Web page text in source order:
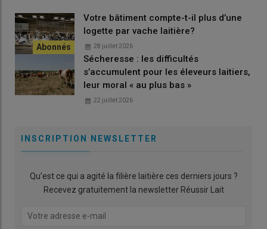
Votre bâtiment compte-t-il plus d’une
logette par vache laitière?
28 juillet 2026
Sécheresse : les difficultés
s’accumulent pour les éleveurs laitiers,
leur moral « au plus bas »
22 juillet 2026
INSCRIPTION NEWSLETTER
Qu’est ce qui a agité la filière laitière ces derniers jours ?
Recevez gratuitement la newsletter Réussir Lait